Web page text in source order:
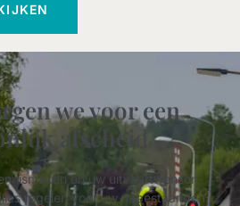
we voor een
afscheid
en uw uitvaartwensen
regelen voor uw nabestaanden.